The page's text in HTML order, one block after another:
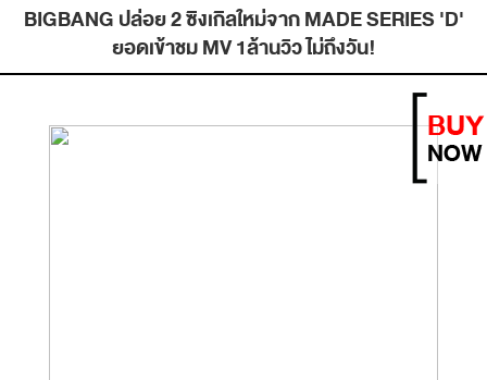
BIGBANG ปล่อย 2 ซิงเกิลใหม่จาก MADE SERIES 'D'
ยอดเข้าชม MV 1ล้านวิว ไม่ถึงวัน!